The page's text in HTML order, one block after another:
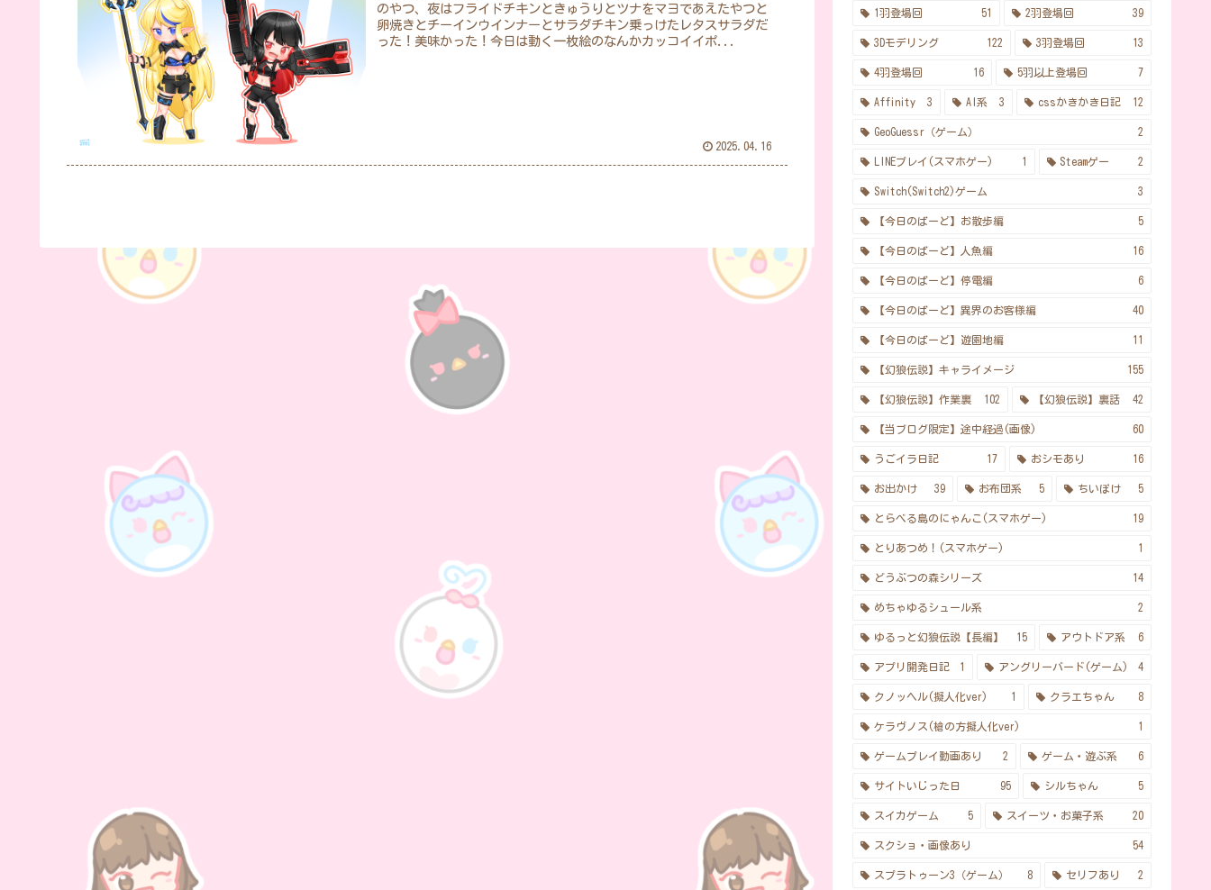
のやつ、夜はフライドチキンときゅうりとツナをマヨであえたやつと
卵焼きとチーインウインナーとサラダチキン乗っけたレタスサラダだ
った！美味かった！今日は動く一枚絵のなんかカッコイイポ...
2025.04.16
1羽登場回 51 2羽登場回 39
3Dモデリング 122 3羽登場回 13
4羽登場回 16 5羽以上登場回 7
Affinity 3 AI系 3 cssかきかき日記 12
GeoGuessr（ゲーム） 2
LINEプレイ(スマホゲー) 1 Steamゲー 2
Switch(Switch2)ゲーム 3
【今日のばーど】お散歩編 5
【今日のばーど】人魚編 16
【今日のばーど】停電編 6
【今日のばーど】異界のお客様編 40
【今日のばーど】遊園地編 11
【幻狼伝説】キャライメージ 155
【幻狼伝説】作業裏 102 【幻狼伝説】裏話 42
【当ブログ限定】途中経過(画像) 60
うごイラ日記 17 おシモあり 16
お出かけ 39 お布団系 5 ちいぽけ 5
とらべる島のにゃんこ(スマホゲー) 19
とりあつめ！(スマホゲー) 1
どうぶつの森シリーズ 14
めちゃゆるシュール系 2
ゆるっと幻狼伝説【長編】 15 アウトドア系 6
アプリ開発日記 1 アングリーバード(ゲーム) 4
クノッヘル(擬人化ver) 1 クラエちゃん 8
ケラヴノス(槍の方擬人化ver) 1
ゲームプレイ動画あり 2 ゲーム・遊ぶ系 6
サイトいじった日 95 シルちゃん 5
スイカゲーム 5 スイーツ・お菓子系 20
スクショ・画像あり 54
スプラトゥーン3（ゲーム） 8 セリフあり 2